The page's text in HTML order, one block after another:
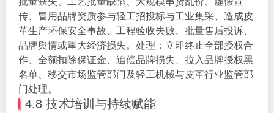
传、冒用品牌资质参与轻工招投标与工业集采、造成皮
革生产环保安全事故、工程验收失败、批量售后投诉、
品牌舆情或重大经济损失。处理：立即终止全部授权合
作、全额扣除保证金、追偿品牌损失、拉入品牌授权黑
名单、移交市场监管部门及轻工机械与皮革行业监管部
门处理。
4.8 技术培训与持续赋能